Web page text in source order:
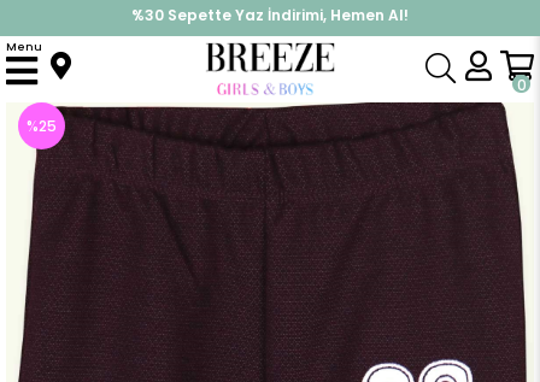
%30 Sepette Yaz İndirimi, Hemen Al!
İndirimlere ek %10 İndirimi Kap, Hemen Üye Ol!
0
Menu
Anasayfa Alt Giyim Eşofman Altı Erkek Bebek Eşofman Altı Nakışlı Bordo (9 Ay)
%25
İndirim